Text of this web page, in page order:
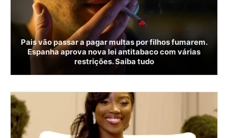
Pais vão passar a pagar multas por filhos fumarem.
Espanha aprova nova lei antitabaco com várias
restrições. Saiba tudo